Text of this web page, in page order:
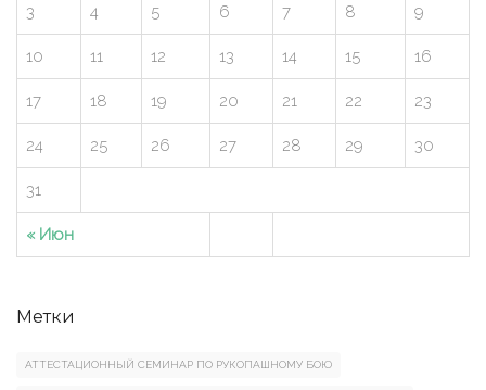
« Июн
3 4 5 6 7 8 9
10 11 12 13 14 15 16
17 18 19 20 21 22 23
24 25 26 27 28 29 30
31
Метки
АТТЕСТАЦИОННЫЙ СЕМИНАР ПО РУКОПАШНОМУ БОЮ